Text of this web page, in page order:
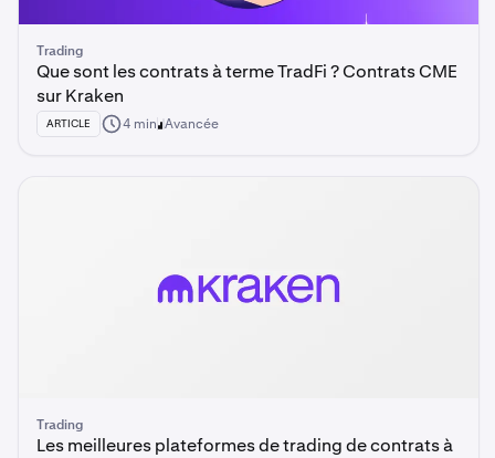
Trading
Que sont les contrats à terme TradFi ? Contrats CME
sur Kraken
ARTICLE 4 min Avancée
Trading
Les meilleures plateformes de trading de contrats à